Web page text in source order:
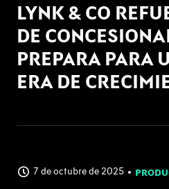
LYNK & CO
DE
PREPARA PARA
ERA DE
7 de octubre de 2025